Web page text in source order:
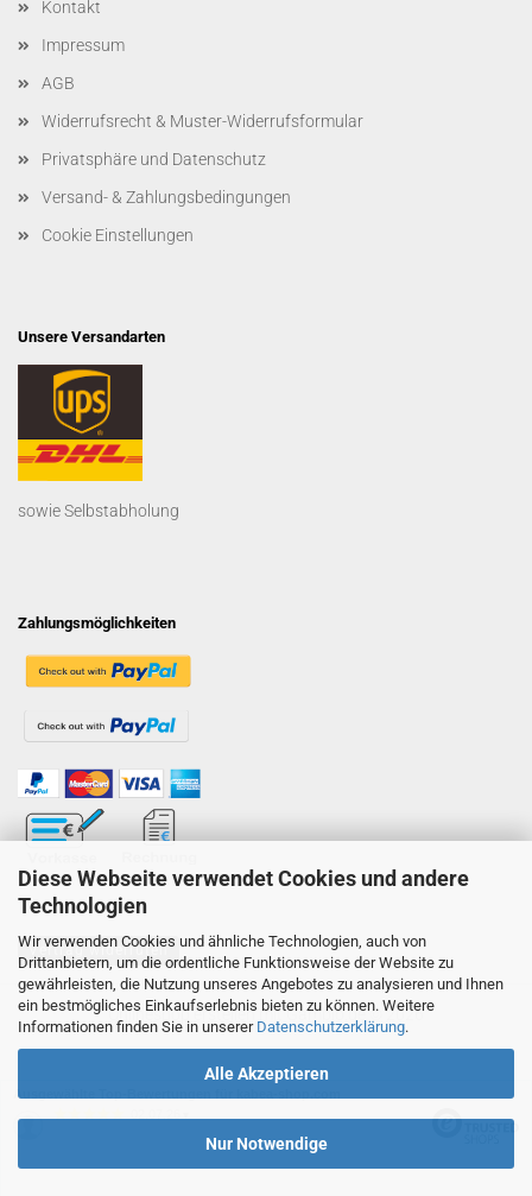
Diese Webseite verwendet Cookies und andere
Technologien
Wir verwenden Cookies und ähnliche Technologien, auch von
Drittanbietern, um die ordentliche Funktionsweise der Website zu
gewährleisten, die Nutzung unseres Angebotes zu analysieren und Ihnen
ein bestmögliches Einkaufserlebnis bieten zu können. Weitere
Informationen finden Sie in unserer Datenschutzerklärung.
Alle Akzeptieren
Nur Notwendige
Kontakt
Impressum
AGB
Widerrufsrecht & Muster-Widerrufsformular
Privatsphäre und Datenschutz
Versand- & Zahlungsbedingungen
Cookie Einstellungen
Unsere Versandarten
sowie Selbstabholung
Zahlungsmöglichkeiten
Vertrag widerrufen
Onlineshop erstellenmit Gambio.de © 2026
Ausgewählte Top-Bewertungen für kabea-shop.com